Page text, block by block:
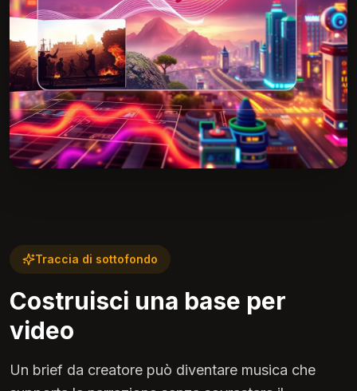
Traccia di sottofondo
Costruisci una base per
video
Un brief da creatore può diventare musica che